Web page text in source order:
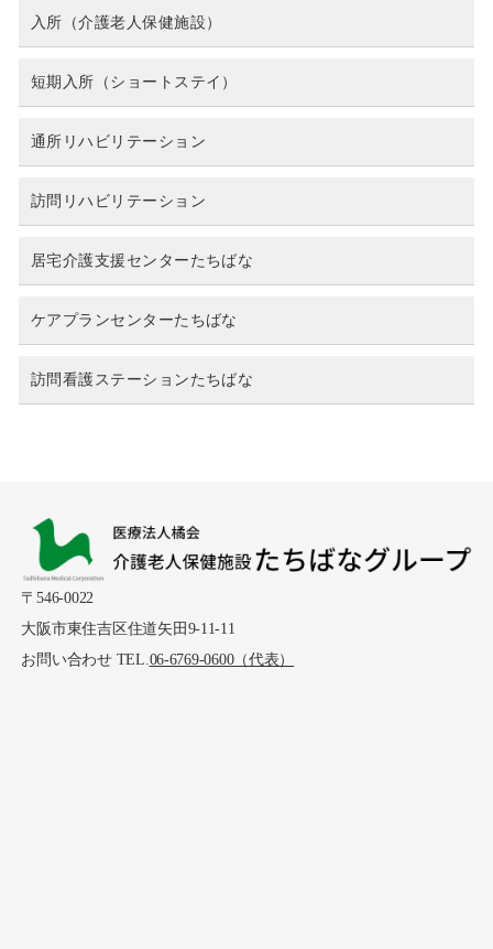
入所（介護老人保健施設）
短期入所（ショートステイ）
通所リハビリテーション
訪問リハビリテーション
居宅介護支援センターたちばな
ケアプランセンターたちばな
訪問看護ステーションたちばな
〒546-0022
大阪市東住吉区住道矢田9-11-11
お問い合わせ TEL. 06-6769-0600（代表）